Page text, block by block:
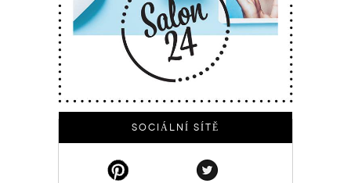
SOCIÁLNÍ SÍTĚ